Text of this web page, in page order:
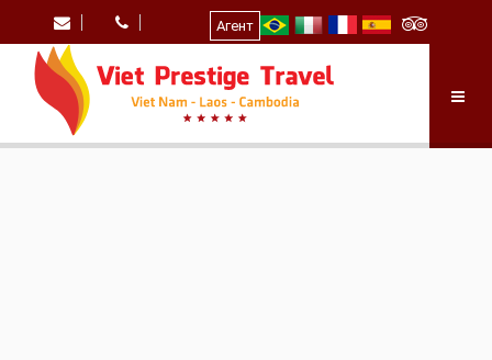
Агент